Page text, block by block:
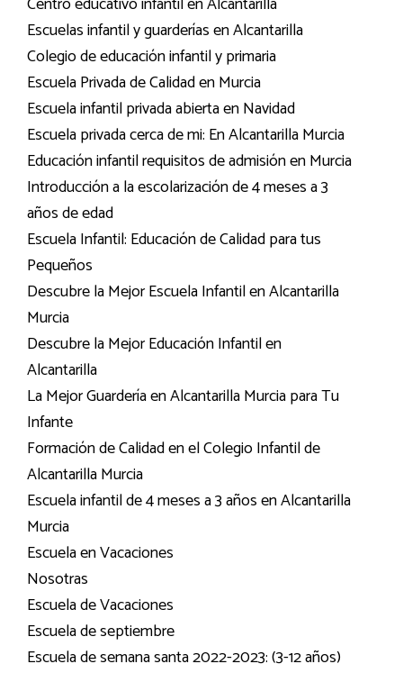
Escuelas infantil y guarderías en Alcantarilla
Colegio de educación infantil y primaria
Escuela Privada de Calidad en Murcia
Escuela infantil privada abierta en Navidad
Escuela privada cerca de mi: En Alcantarilla Murcia
Educación infantil requisitos de admisión en Murcia
Introducción a la escolarización de 4 meses a 3
años de edad
Escuela Infantil: Educación de Calidad para tus
Pequeños
Descubre la Mejor Escuela Infantil en Alcantarilla
Murcia
Descubre la Mejor Educación Infantil en
Alcantarilla
La Mejor Guardería en Alcantarilla Murcia para Tu
Infante
Formación de Calidad en el Colegio Infantil de
Alcantarilla Murcia
Escuela infantil de 4 meses a 3 años en Alcantarilla
Murcia
Escuela en Vacaciones
Nosotras
Escuela de Vacaciones
Escuela de septiembre
Escuela de semana santa 2022-2023: (3-12 años)